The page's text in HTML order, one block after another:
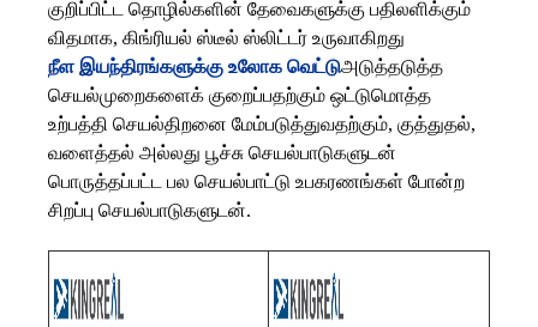
குறிப்பிட்ட தொழில்களின் தேவைகளுக்கு பதிலளிக்கும்
விதமாக, கிங்ரியல் ஸ்டீல் ஸ்லிட்டர் உருவாகிறது
நீள இயந்திரங்களுக்கு உலோக வெட்டுஅடுத்தடுத்த
செயல்முறைகளைக் குறைப்பதற்கும் ஒட்டுமொத்த
உற்பத்தி செயல்திறனை மேம்படுத்துவதற்கும், குத்துதல்,
வளைத்தல் அல்லது பூச்சு செயல்பாடுகளுடன்
பொருத்தப்பட்ட பல செயல்பாட்டு உபகரணங்கள் போன்ற
சிறப்பு செயல்பாடுகளுடன்.